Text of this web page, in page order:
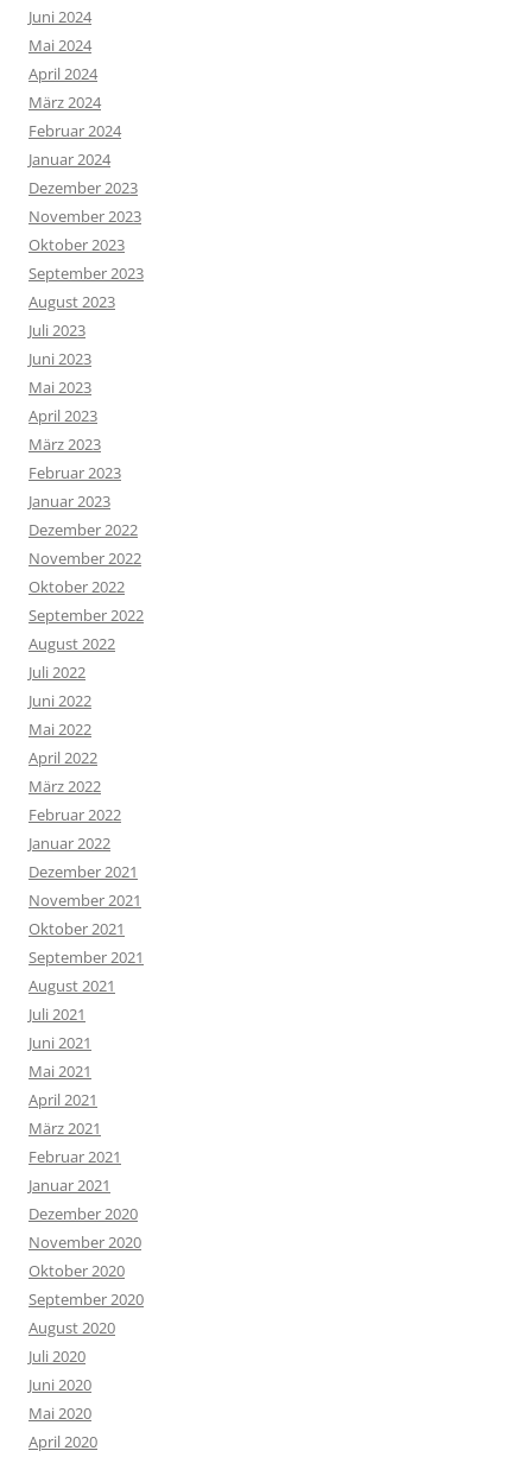
Juni 2024
Mai 2024
April 2024
März 2024
Februar 2024
Januar 2024
Dezember 2023
November 2023
Oktober 2023
September 2023
August 2023
Juli 2023
Juni 2023
Mai 2023
April 2023
März 2023
Februar 2023
Januar 2023
Dezember 2022
November 2022
Oktober 2022
September 2022
August 2022
Juli 2022
Juni 2022
Mai 2022
April 2022
März 2022
Februar 2022
Januar 2022
Dezember 2021
November 2021
Oktober 2021
September 2021
August 2021
Juli 2021
Juni 2021
Mai 2021
April 2021
März 2021
Februar 2021
Januar 2021
Dezember 2020
November 2020
Oktober 2020
September 2020
August 2020
Juli 2020
Juni 2020
Mai 2020
April 2020